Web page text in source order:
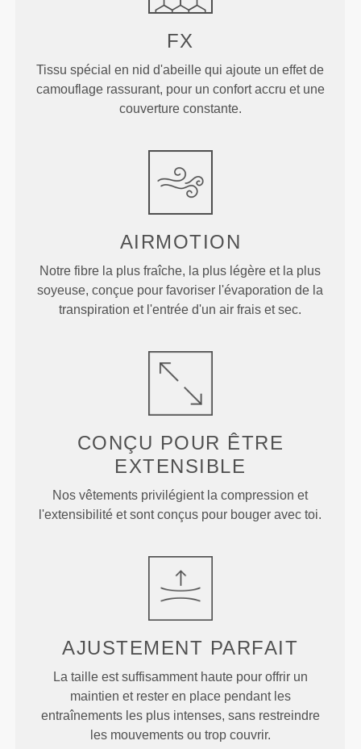
FX
Tissu spécial en nid d'abeille qui ajoute un effet de
camouflage rassurant, pour un confort accru et une
couverture constante.
AIRMOTION
Notre fibre la plus fraîche, la plus légère et la plus
soyeuse, conçue pour favoriser l'évaporation de la
transpiration et l'entrée d'un air frais et sec.
CONÇU POUR ÊTRE
EXTENSIBLE
Nos vêtements privilégient la compression et
l'extensibilité et sont conçus pour bouger avec toi.
AJUSTEMENT PARFAIT
La taille est suffisamment haute pour offrir un
maintien et rester en place pendant les
entraînements les plus intenses, sans restreindre
les mouvements ou trop couvrir.